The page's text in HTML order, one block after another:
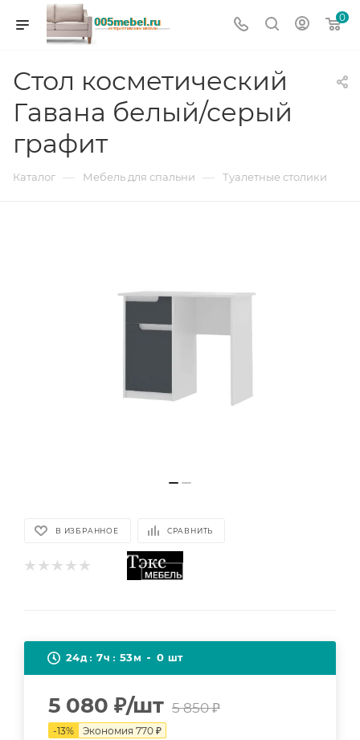
0
Стол косметический
Гавана белый/серый
графит
Каталог — Мебель для спальни — Туалетные столики
В ИЗБРАННОЕ СРАВНИТЬ
24д 7ч 53м 0 шт
5 080 ₽/шт 5 850₽
-13% Экономия 770 ₽